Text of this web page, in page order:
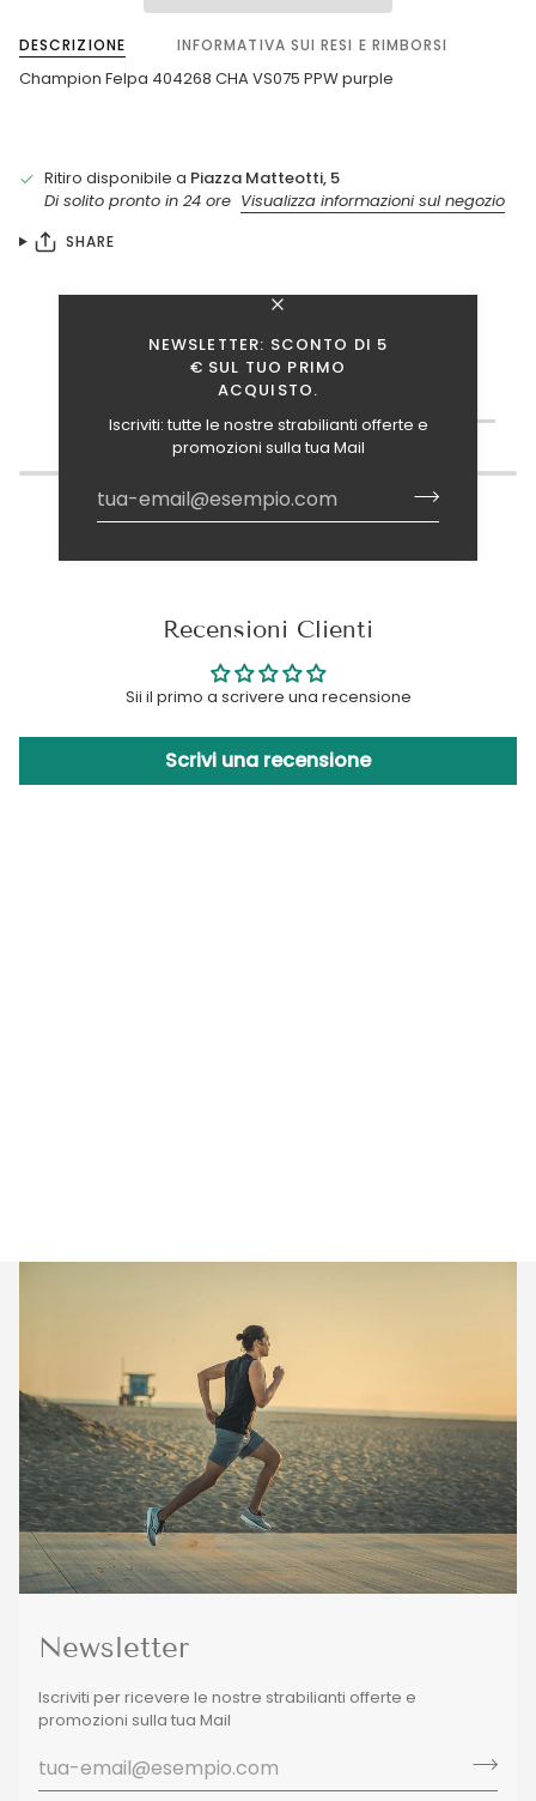
NEWSLETTER: SCONTO DI 5
€ SUL TUO PRIMO
ACQUISTO.
Iscriviti: tutte le nostre strabilianti offerte e
promozioni sulla tua Mail
DESCRIZIONE INFORMATIVA SUI RESI E RIMBORSI
Champion Felpa 404268 CHA VS075 PPW purple
Ritiro disponibile a Piazza Matteotti, 5
Di solito pronto in 24 ore Visualizza informazioni sul negozio
SHARE
TI INTERESSANO ANCHE QUESTI ARTICOLI?
Recensioni Clienti
Sii il primo a scrivere una recensione
Scrivi una recensione
Newsletter
Iscriviti per ricevere le nostre strabilianti offerte e
promozioni sulla tua Mail